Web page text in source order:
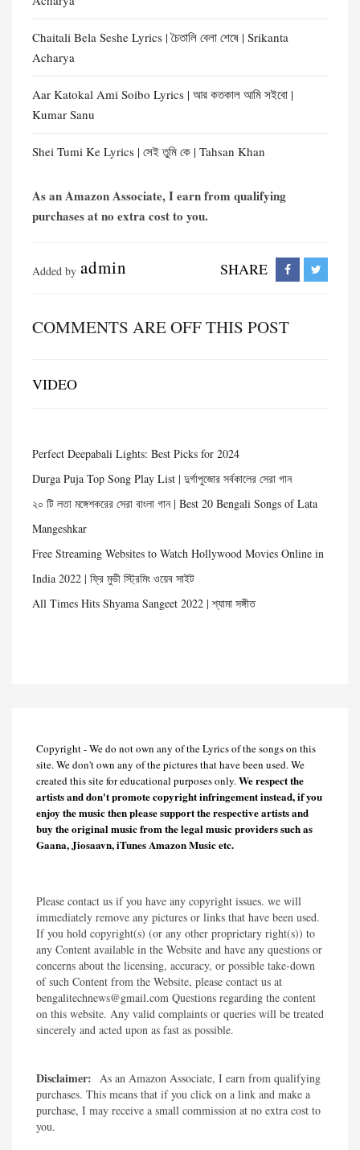
Chaitali Bela Seshe Lyrics | চৈতালি বেলা শেষে | Srikanta
Acharya
Aar Katokal Ami Soibo Lyrics | আর কতকাল আমি সইবো |
Kumar Sanu
Shei Tumi Ke Lyrics | সেই তুমি কে | Tahsan Khan
As an Amazon Associate, I earn from qualifying
purchases at no extra cost to you.
Added by admin SHARE
COMMENTS ARE OFF THIS POST
VIDEO
Perfect Deepabali Lights: Best Picks for 2024
Durga Puja Top Song Play List | দুর্গাপুজোর সর্বকালের সেরা গান
২০ টি লতা মঙ্গেশকরের সেরা বাংলা গান | Best 20 Bengali Songs of Lata
Mangeshkar
Free Streaming Websites to Watch Hollywood Movies Online in
India 2022 | ফ্রি মুভী স্ট্রিমিং ওয়েব সাইট
All Times Hits Shyama Sangeet 2022 | শ্যামা সঙ্গীত
Copyright - We do not own any of the Lyrics of the songs on this
site. We don't own any of the pictures that have been used. We
created this site for educational purposes only.We respect the
artists and don't promote copyright infringement instead, if you
enjoy the music then please support the respective artists and
buy the original music from the legal music providers such as
Gaana, Jiosaavn, iTunes Amazon Music etc.
Please contact us if you have any copyright issues. we will
immediately remove any pictures or links that have been used.
If you hold copyright(s) (or any other proprietary right(s)) to
any Content available in the Website and have any questions or
concerns about the licensing, accuracy, or possible take-down
of such Content from the Website, please contact us at
bengalitechnews@gmail.com Questions regarding the content
on this website. Any valid complaints or queries will be treated
sincerely and acted upon as fast as possible.​
Disclaimer: As an Amazon Associate, I earn from qualifying
purchases. This means that if you click on a link and make a
purchase, I may receive a small commission at no extra cost to
you.